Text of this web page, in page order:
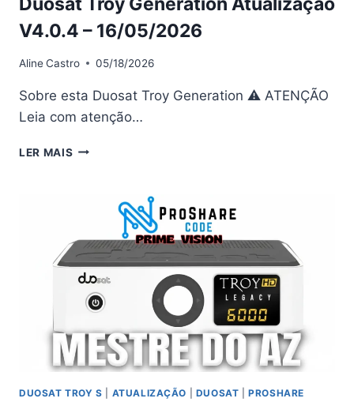
V4.0.4 – 16/05/2026
AlineCastro 05/18/2026
Sobre esta Duosat Troy Generation ⚠ ATENÇÃO
Leia com atenção…
LER MAIS DUOSAT
ATUALIZAÇÃO
16/05/2026
DUOSAT TROY S ATUALIZAÇÃO DUOSAT |PROSHARE